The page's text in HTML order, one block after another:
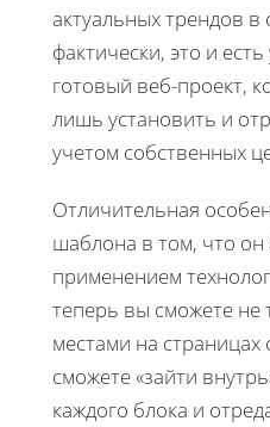
актуальных трендов в
фактически, это и
готовый веб-проект,
лишь установить и
учетом собственных
Отличительная
шаблона в том, что он
применением
теперь вы сможете не
местами на страницах
сможете «зайти
каждого блока и